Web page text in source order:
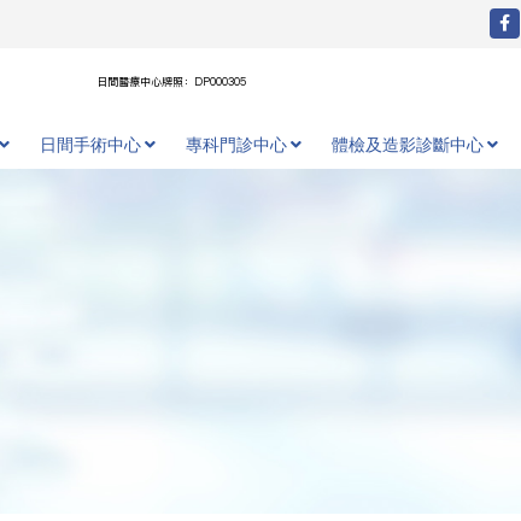
日間醫療中心牌照：DP000305
日間手術中心 專科門診中心 體檢及造影診斷中心